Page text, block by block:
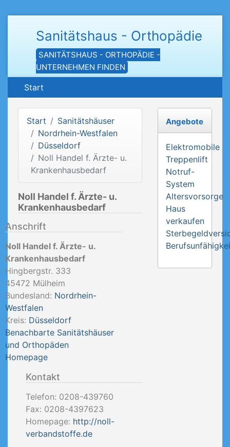
Sanitätshaus - Orthopädie
SANITÄTSHAUS - ORTHOPÄDIE -
UNTERNEHMEN FINDEN
Start
Start
Sanitätshäuser
Nordrhein-Westfalen
Düsseldorf
Noll Handel f. Ärzte- u.
Krankenhausbedarf
Noll Handel f. Ärzte- u.
Krankenhausbedarf
Anschrift
Noll Handel f. Ärzte- u.
Krankenhausbedarf
Hingbergstr. 333
45472 Mülheim
Bundesland: Nordrhein-
Westfalen
Kreis: Düsseldorf
Benachbarte Sanitätshäuser
und Orthopäden
Homepage
Kontakt
Telefon: 0208-439760
Fax: 0208-4397623
Homepage: http://noll-
verbandstoffe.de
Angebote
Elektromobile
Treppenlift
Notruf-
System
Altersvorsorge
Haus
verkaufen